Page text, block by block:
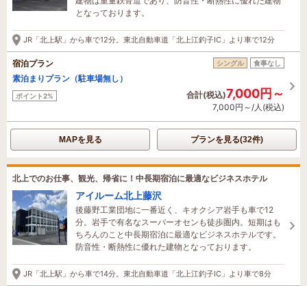
となっております。
JR「北上駅」から車で12分。東北自動車道「北上江釣子IC」より車で12分
宿泊プラン シングル 食事なし
素泊まりプラン（駐車場無し）
ポイント2% 合計(税込)7,000円～
7,000円～/人(税込)
MAPを見る プランを見る(32件)
北上でのお仕事、観光、帰省に！中長期宿泊に最適なビジネスホテル
アイルーム北上藤沢
後藤野工業団地に一番近く、キオクシア岩手も車で12
分。岩手で有名なスーパーオセンも徒歩圏内。短期はも
ちろんのこと中長期宿泊に最適なビジネスホテルです。
防音性・断熱性に優れた建物となっております。
JR「北上駅」から車で14分。東北自動車道「北上江釣子IC」より車で8分